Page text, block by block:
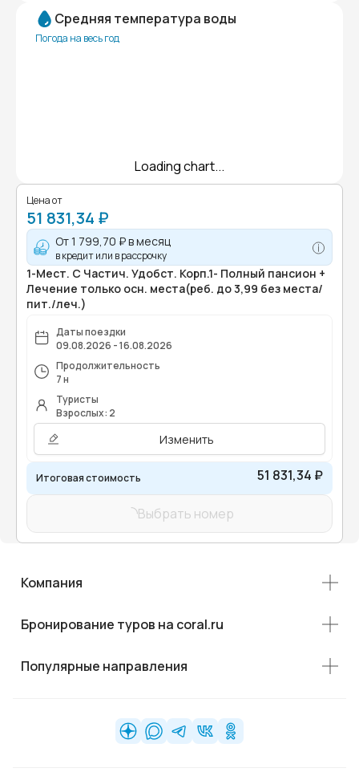
Средняя температура воды
Погода на весь год
Loading chart...
Цена от
51 831,34 ₽
От1 799,70 ₽в месяц
в кредит или в рассрочку
1-Мест. С Частич. Удобст. Корп.1- Полный пансион +
Лечение только осн. места(реб. до 3,99 без места/
пит./леч.)
Даты поездки
09.08.2026 - 16.08.2026
Продолжительность
7 н
Туристы
Взрослых: 2
Изменить
Итоговая стоимость 51 831,34 ₽
Выбрать номер
Компания
Бронирование туров на coral.ru
Популярные направления